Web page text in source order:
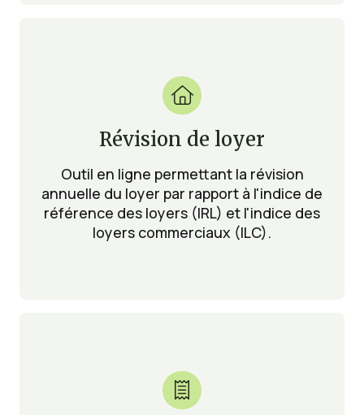

Révision de loyer
Outil en ligne permettant la révision
annuelle du loyer par rapport à l'indice de
référence des loyers (IRL) et l'indice des
loyers commerciaux (ILC).
